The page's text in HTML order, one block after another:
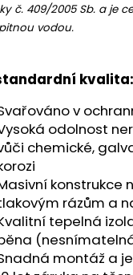
č. 409/2005 Sb. a je
vodou.
kvalita:
v
odolnost
chemické,
rázům a
tepelná
montáž a